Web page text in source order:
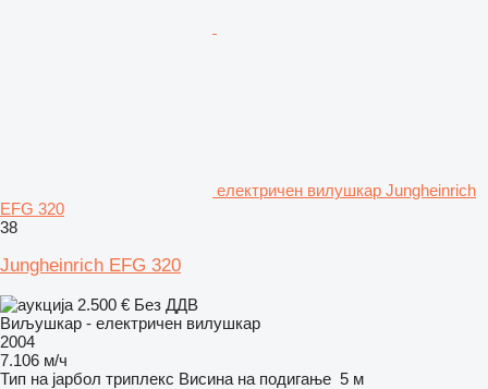
електричен вилушкар Jungheinrich
EFG 320
38
Jungheinrich EFG 320
2.500 € Без ДДВ
Виљушкар - електричен вилушкар
2004
7.106 м/ч
Тип на јарбол триплекс Висина на подигање 5 м